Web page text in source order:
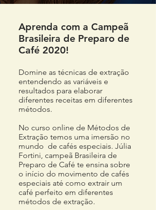
Aprenda com a Campeã
Brasileira de Preparo de
Café 2020!
Domine as técnicas de extração
entendendo as variáveis e
resultados para elaborar
diferentes receitas em diferentes
métodos.
No curso online de Métodos de
Extração temos uma imersão no
mundo de cafés especiais. Júlia
Fortini, campeã Brasileira de
Preparo de Café te ensina sobre
o início do movimento de cafés
especiais até como extrair um
café perfeito em diferentes
métodos de extração.